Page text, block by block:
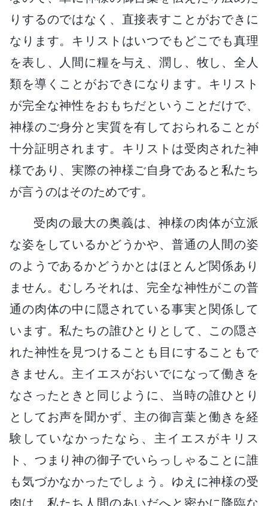
りするのではなく、直接表すことがおできに
なります。キリストはいつでもどこでも真理
を表し、人間に糧を与え、潤し、牧し、全人
類を導くことがおできになります。キリスト
が完全な神性をおもちだということだけで、
神様のご身分と実質を有しておられることが
十分証明されます。キリストは受肉された神
様であり、実際の神様ご自身であると私たち
が言うのはそのためです。
受肉の最大の奥義は、神様の肉体が立派
な姿をしているかどうかや、普通の人間の姿
のようであるかどうかとはほとんど関係あり
ません。むしろそれは、完全な神性がこの普
通の肉体の中に隠されている事実と関係して
います。私たちの誰ひとりとして、この隠さ
れた神性を見つけることも目にすることもで
きません。主イエスがおいでになって働きを
なさったときと同じように、当時の誰ひとり
としてお声を聞かず、主の御言葉と働きを経
験していなかったなら、主イエスがキリス
ト、つまり神の御子でいらっしゃることに誰
も気づかなかったでしょう。ゆえに神様の受
肉は、私たち人間のあいだへと密かに降臨な